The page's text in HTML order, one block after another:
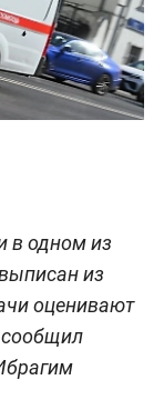
в одном из
из
оценивают
сообщил